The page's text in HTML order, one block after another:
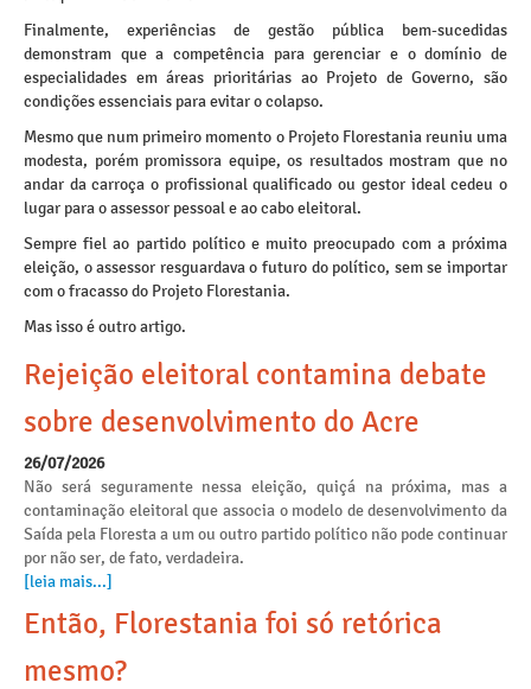
Finalmente, experiências de gestão pública bem-sucedidas
demonstram que a competência para gerenciar e o domínio de
especialidades em áreas prioritárias ao Projeto de Governo, são
condições essenciais para evitar o colapso.
Mesmo que num primeiro momento o Projeto Florestania reuniu uma
modesta, porém promissora equipe, os resultados mostram que no
andar da carroça o profissional qualificado ou gestor ideal cedeu o
lugar para o assessor pessoal e ao cabo eleitoral.
Sempre fiel ao partido político e muito preocupado com a próxima
eleição, o assessor resguardava o futuro do político, sem se importar
com o fracasso do Projeto Florestania.
Mas isso é outro artigo.
Rejeição eleitoral contamina debate
sobre desenvolvimento do Acre
26/07/2026
Não será seguramente nessa eleição, quiçá na próxima, mas a
contaminação eleitoral que associa o modelo de desenvolvimento da
Saída pela Floresta a um ou outro partido político não pode continuar
por não ser, de fato, verdadeira.
[leia mais...]
Então, Florestania foi só retórica
mesmo?